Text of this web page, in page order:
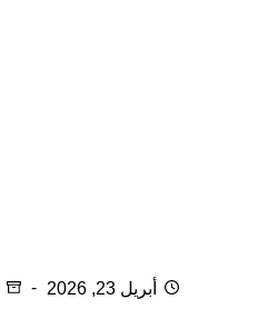
أبريل 23, 2026